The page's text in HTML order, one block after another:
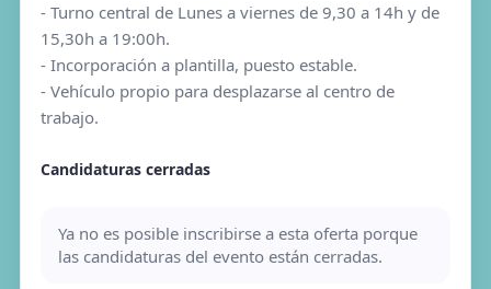
- Turno central de Lunes a viernes de 9,30 a 14h y de
15,30h a 19:00h.
- Incorporación a plantilla, puesto estable.
- Vehículo propio para desplazarse al centro de
trabajo.
Candidaturas cerradas
Ya no es posible inscribirse a esta oferta porque
las candidaturas del evento están cerradas.